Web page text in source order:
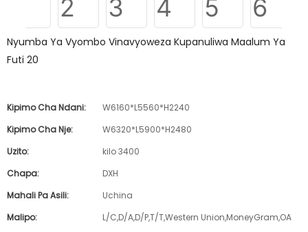
Nyumba Ya Vyombo Vinavyoweza Kupanuliwa Maalum Ya
Futi 20
Kipimo Cha Ndani:
W6160*L5560*H2240
Kipimo Cha Nje:
W6320*L5900*H2480
Uzito:
kilo 3400
Chapa:
DXH
Mahali Pa Asili:
Uchina
Malipo:
L/C,D/A,D/P,T/T,Western Union,MoneyGram,OA